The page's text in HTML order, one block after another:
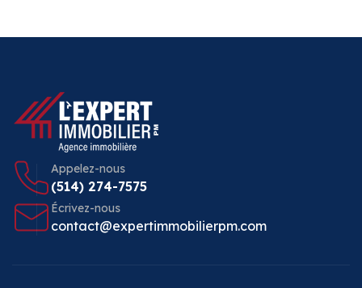
Appelez-nous
(514) 274-7575
Écrivez-nous
contact@expertimmobilierpm.com